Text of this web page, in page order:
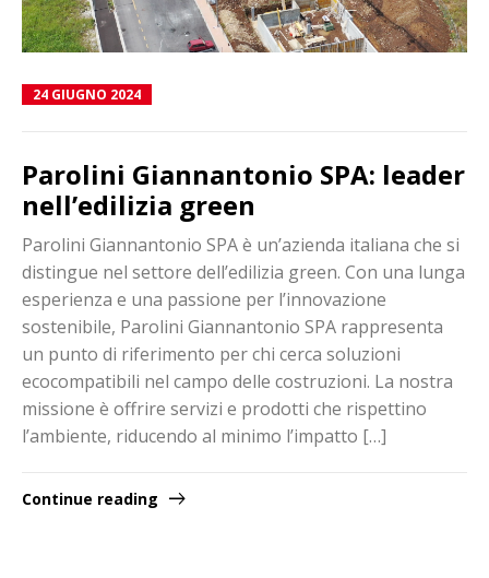
24 GIUGNO 2024
Parolini Giannantonio SPA: leader
nell’edilizia green
Parolini Giannantonio SPA è un’azienda italiana che si
distingue nel settore dell’edilizia green. Con una lunga
esperienza e una passione per l’innovazione
sostenibile, Parolini Giannantonio SPA rappresenta
un punto di riferimento per chi cerca soluzioni
ecocompatibili nel campo delle costruzioni. La nostra
missione è offrire servizi e prodotti che rispettino
l’ambiente, riducendo al minimo l’impatto […]
Continue reading